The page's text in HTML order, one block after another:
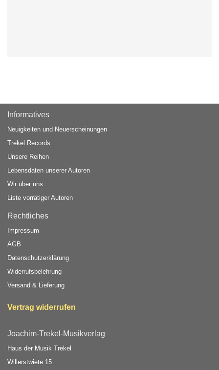
Informatives
Neuigkeiten und Neuerscheinungen
Trekel Records
Unsere Reihen
Lebensdaten unserer Autoren
Wir über uns
Liste vorrätiger Autoren
Rechtliches
Impressum
AGB
Datenschutzerklärung
Widerrufsbelehrung
Versand & Lieferung
Vertrag widerrufen
Joachim-Trekel-Musikverlag
Haus der Musik Trekel
Willerstwiete 15